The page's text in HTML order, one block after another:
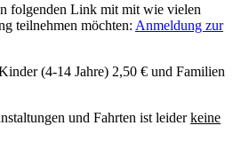
folgenden Link mit mit wie vielen
teilnehmen möchten: Anmeldung zur
(4-14 Jahre) 2,50 € und Familien
und Fahrten ist leiderkeine